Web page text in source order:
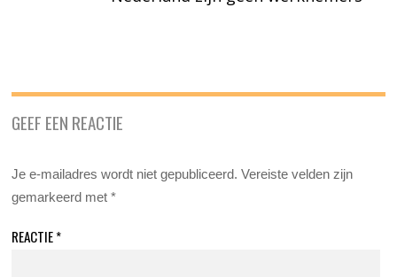
GEEF EEN REACTIE
Je e-mailadres wordt niet gepubliceerd. Vereiste velden zijn
gemarkeerd met*
REACTIE*